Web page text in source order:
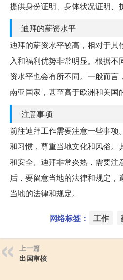
提供身份证明、身体状况证明、
迪拜的薪资水平
迪拜的薪资水平较高，相对于其
入和福利优势非常明显。根据不
资水平也会有所不同。一般而言
南亚国家，甚至高于欧洲和美国
注意事项
前往迪拜工作需要注意一些事项
和习惯，尊重当地文化和风俗。
和安全。迪拜非常炎热，需要注
后，要留意当地的法律和规定，
当地的法律和规定。
网络标签： 工作
上一篇
出国审核